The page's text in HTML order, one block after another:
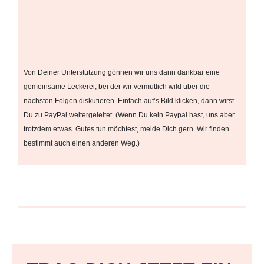
Von Deiner Unterstützung gönnen wir uns dann dankbar eine
gemeinsame Leckerei, bei der wir vermutlich wild über die
nächsten Folgen diskutieren. Einfach auf’s Bild klicken, dann wirst
Du zu PayPal weitergeleitet. (Wenn Du kein Paypal hast, uns aber
trotzdem etwas Gutes tun möchtest, melde Dich gern. Wir finden
bestimmt auch einen anderen Weg.)